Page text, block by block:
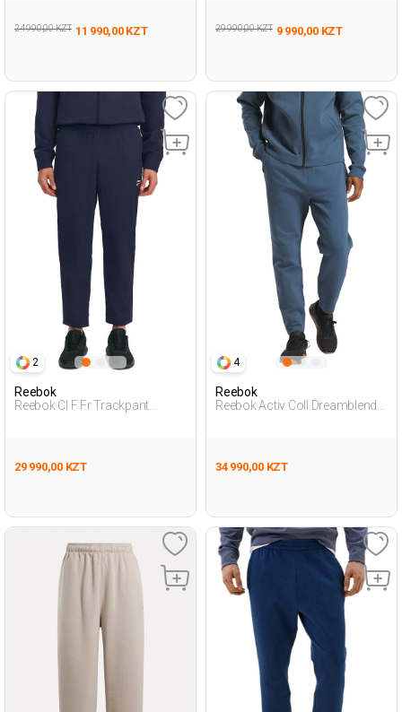
24 990,00 KZT 11 990,00 KZT 29 990,00 KZT 9 990,00 KZT
2
Reebok
Reebok Cl F Fr Trackpant
29 990,00 KZT
4
Reebok
Reebok Activ Coll Dreamblend
34 990,00 KZT